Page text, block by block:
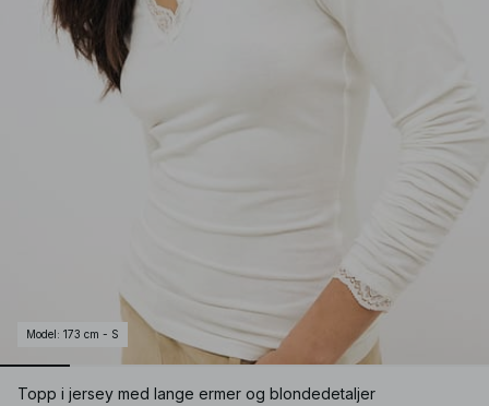
Model : 173 cm - S
Topp i jersey med lange ermer og blondedetaljer